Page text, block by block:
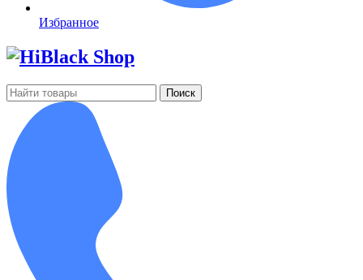
Избранное
Поиск